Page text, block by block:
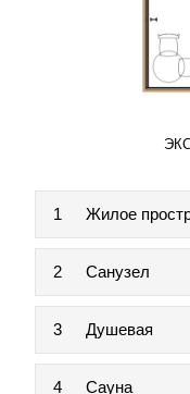
1 Жилое
2 Санузел
3 Душевая
4 Сауна